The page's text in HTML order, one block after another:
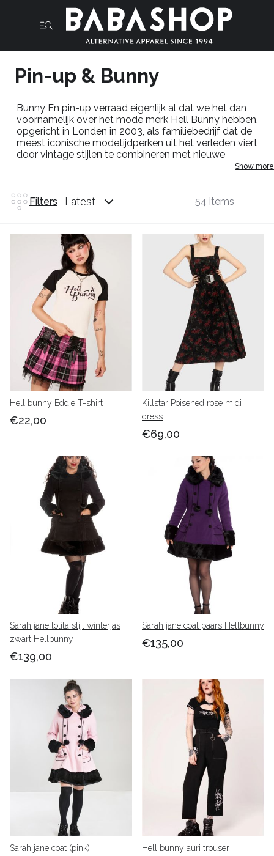
Pin-up & Bunny
Bunny En pin-up verraad eigenlijk al dat we het dan
voornamelijk over het mode merk Hell Bunny hebben,
opgericht in Londen in 2003, als familiebedrijf dat de
meest iconische modetijdperken uit het verleden viert
door vintage stijlen te combineren met nieuwe
modetrends en prints. Met een klein hecht en toch divers
is bij het merk Hell bunny. Ze staan bekend om hun
typische bunny & pin-up prints, eigenzinnig en
bloemen voor elk seizoen tot onze beruchte
spookachtige halloween-ontwerpen, de typische bunny
& pin-up stijl maakt mode weer leuk.
Bunny & pin-up kleding voor haar: 50's swingjurken,
rockabilly jurk, retro & vintage mode,Hell bunny
jurk,Halloween jurk,polkadot jurk.
Zo zie je maar weer onder onze bunny en pin-up mode
verstaan we eigenlijk vooral merken als hell bunny wat
we al sinds 2003 ook aanbieden in onze fysieke
winkel.Shop je bunny & pin-up stijl jurk,rok en veel meer
online in de Babashop of bezoek onze fysieke winkel in
Maastricht
Show more
Filters Latest 54 items
Hell bunny Eddie T-shirt
€22,00
Killstar Poisened rose midi
dress
€69,00
Sarah jane lolita stijl winterjas
zwart Hellbunny
€139,00
Sarah jane coat paars Hellbunny
€135,00
Sarah jane coat (pink) Hell bunny auri trouser